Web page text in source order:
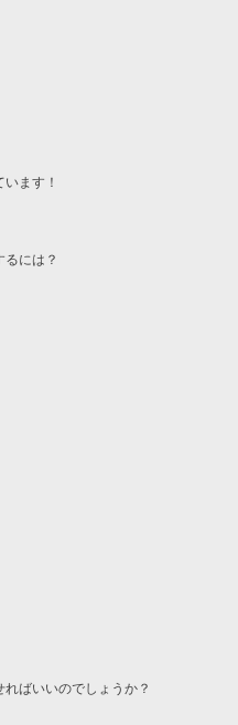
ます！
には？
ばいいのでしょうか？